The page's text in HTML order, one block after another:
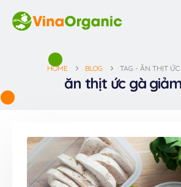
HOME BLOG TAG - ĂN THỊT
ăn thịt ức gà